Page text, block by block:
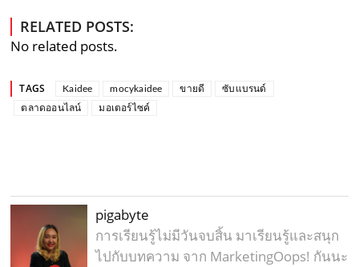
RELATED POSTS:
No related posts.
TAGS Kaidee mocykaidee ขายดี
ซับแบรนด์
ตลาดออนไลน์
มอเตอร์ไซค์
pigabyte
การเรียนรู้ไม่มีวันจบสิ้น มาเรียนรู้และสนุก
ไปกับบทความ จาก MarketingOops! กันนะ